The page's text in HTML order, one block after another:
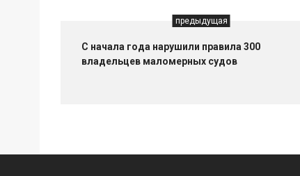
предыдущая
С начала года нарушили правила 300
владельцев маломерных судов